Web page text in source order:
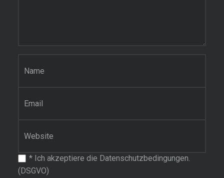
*Ich akzeptiere die Datenschutzbedingungen.
(DSGVO)